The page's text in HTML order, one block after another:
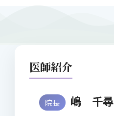
医師紹介
院長 嶋 千尋